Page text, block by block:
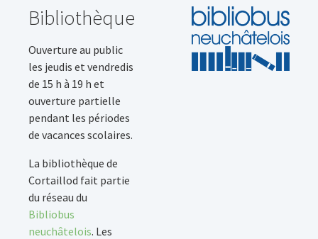
Bibliothèque
Ouverture au public
les jeudis et vendredis
de 15 h à 19 h et
ouverture partielle
pendant les périodes
de vacances scolaires.
La bibliothèque de
Cortaillod fait partie
du réseau du
Bibliobus
neuchâtelois. Les